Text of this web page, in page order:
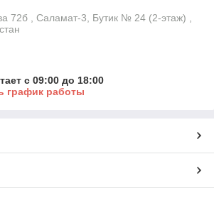
72б , Саламат-3, Бутик № 24 (2-этаж) ,
с 09:00 до 18:00
график работы